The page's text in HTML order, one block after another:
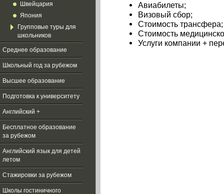
Швейцария
Япония
Групповые туры для
школьников
Среднее образование
Школьный год за рубежом
Высшее образование
Подготовка к университету
Английский +
Бесплатное образование
за рубежом
Aнглийский язык для детей
летом
Стажировки за рубежом
Школы гостиничного
Авиабилеты;
Визовый сбор;
Стоимость трансфера;
Стоимость
Услуги компании +